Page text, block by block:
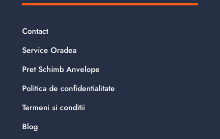
Contact
Service Oradea
Pret Schimb Anvelope
Politica de confidentialitate
Termeni si conditii
Blog